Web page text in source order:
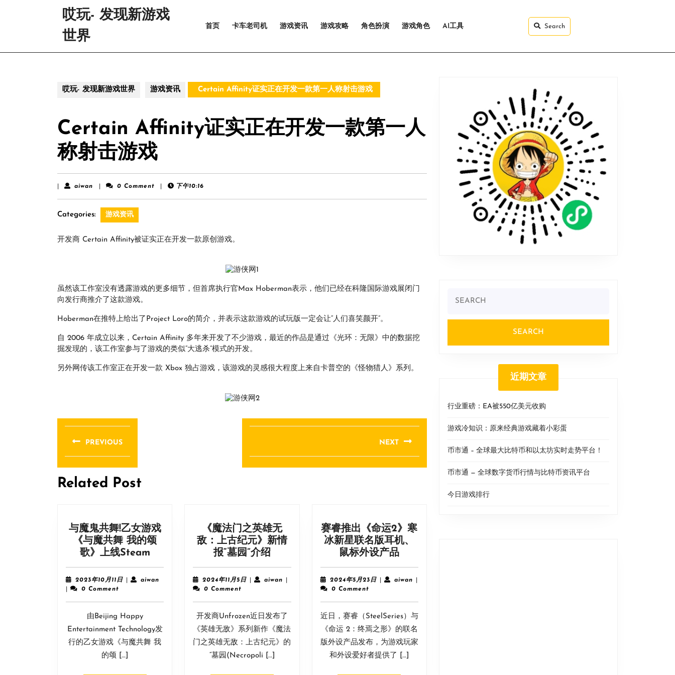
哎玩- 发现新游戏
世界
首页 卡车老司机 游戏资讯 游戏攻略 角色扮演 游戏角色 AI工具 Search
哎玩- 发现新游戏世界 游戏资讯 Certain Affinity证实正在开发一款第一人称射击游戏
Certain Affinity证实正在开发一款第一人
称射击游戏
aiwan aiwan 0 Comment 下午10:16
Categories: 游戏资讯
开发商 Certain Affinity被证实正在开发一款原创游戏。
虽然该工作室没有透露游戏的更多细节，但首席执行官Max Hoberman表示，他们已经在科隆国际游戏展闭门
向发行商推介了这款游戏。
Hoberman在推特上给出了Project Loro的简介，并表示这款游戏的试玩版一定会让“人们喜笑颜开”。
自 2006 年成立以来，Certain Affinity 多年来开发了不少游戏，最近的作品是通过《光环：无限》中的数据挖
掘发现的，该工作室参与了游戏的类似“大逃杀”模式的开发。
另外网传该工作室正在开发一款 Xbox 独占游戏，该游戏的灵感很大程度上来自卡普空的《怪物猎人》系列。
文
章
导
航
PREVIOUS
post:
NEXT
post:
Related Post
与魔鬼共舞!乙女游戏
《与魔共舞 我的颂
歌》上线Steam与
魔
鬼
舞!
女
游
2023年10月11日2023
11
aiwanaiwan
0 Comment
由Beijing Happy
Entertainment Technology发
行的乙女游戏《与魔共舞 我
的颂 […]
《魔法门之英雄无
敌：上古纪元》新情
报“墓园”介绍《魔
法
门
英
雄
无
敌：
上
古
2024年11月5日2024
5
日
aiwan
0 Comment
开发商Unfrozen近日发布了
《英雄无敌》系列新作《魔法
门之英雄无敌：上古纪元》的
“墓园(Necropoli […]
赛睿推出《命运2》寒
冰新星联名版耳机、
鼠标外设产品赛
睿
推
《命
运
2》
寒
冰
新
2024年5月23日2024
23
日
aiwanaiwan
0 Comment
近日，赛睿（SteelSeries）与
《命运 2：终焉之形》的联名
版外设产品发布，为游戏玩家
和外设爱好者提供了 […]
for:
近期文章
行业重磅：EA被550亿美元收购
游戏冷知识：原来经典游戏藏着小彩蛋
币市通 – 全球最大比特币和以太坊实时走势平台！
币市通 — 全球数字货币行情与比特币资讯平台
今日游戏排行